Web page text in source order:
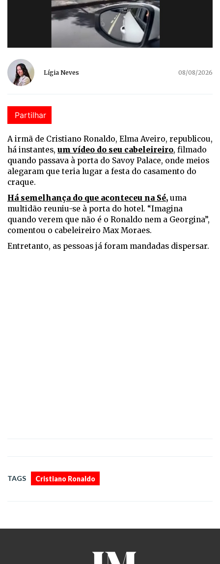
Lígia Neves 08/08/2026
Partilhar
A irmã de Cristiano Ronaldo, Elma Aveiro, republicou,
há instantes, um vídeo do seu cabeleireiro, filmado
quando passava à porta do Savoy Palace, onde meios
alegaram que teria lugar a festa do casamento do
craque.
Há semelhança do que aconteceu na Sé, uma
multidão reuniu-se à porta do hotel. “Imagina
quando verem que não é o Ronaldo nem a Georgina”,
comentou o cabeleireiro Max Moraes.
Entretanto, as pessoas já foram mandadas dispersar.
TAGS Cristiano Ronaldo